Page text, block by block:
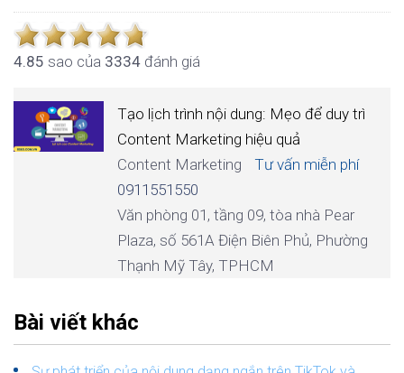
4.85 sao của 3334 đánh giá
Tạo lịch trình nội dung: Mẹo để duy trì
Content Marketing hiệu quả
Content Marketing
Tư vấn miễn phí
0911551550
Văn phòng 01, tầng 09, tòa nhà Pear
Plaza, số 561A Điện Biên Phủ, Phường
Thạnh Mỹ Tây, TPHCM
Bài viết khác